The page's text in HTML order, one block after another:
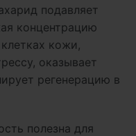
подавляет
концентрацию
кожи,
оказывает
регенерацию в
полезна для